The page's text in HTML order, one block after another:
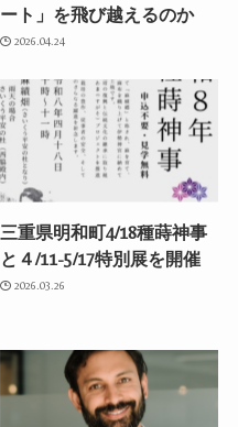
ート」を飛び越えるのか
2026.04.24
三重県明和町4/18種蒔神事
と４/11-5/17特別展を開催
2026.03.26